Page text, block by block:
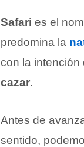
Safari es el
predomina la
con la intención
cazar.
Antes de
sentido,